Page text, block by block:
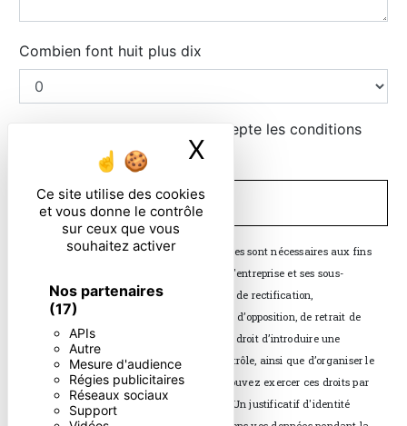
Ce site utilise des cookies
et vous donne le contrôle
sur ceux que vous
souhaitez activer
Nos partenaires
(17)
APIs
Autre
Mesure d'audience
Régies publicitaires
Réseaux sociaux
Support
X
Combien font huit plus dix
En cochant cette case, j'accepte les conditions
particulières ci-dessous **
ENVOYER
** Les données personnelles communiquées sont nécessaires aux fins
de vous contacter. Elles sont destinées à l'entreprise et ses sous-
traitants. Vous disposez de droits d’accès, de rectification,
d’effacement, de portabilité, de limitation, d’opposition, de retrait de
votre consentement à tout moment et du droit d’introduire une
réclamation auprès d’une autorité de contrôle, ainsi que d’organiser le
sort de vos données post-mortem. Vous pouvez exercer ces droits par
voie postale ou par courrier électronique. Un justificatif d'identité